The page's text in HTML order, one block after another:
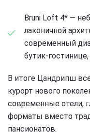
Bruni Loft 4* —
лаконичной
современный
бутик-
В итоге Цандрипш
курорт нового
современные отели,
форматы вместо
пансионатов.